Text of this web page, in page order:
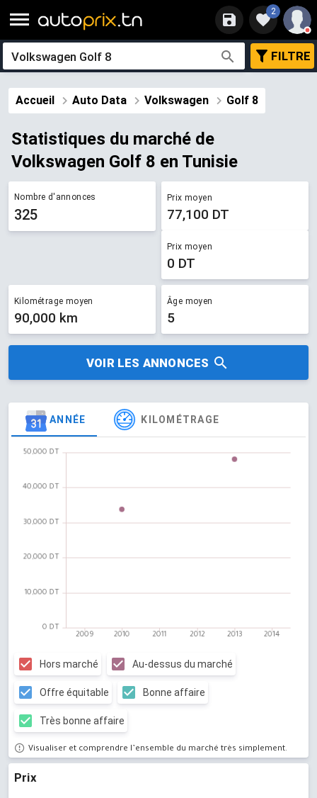
2
FILTRE
Accueil Auto Data Volkswagen Golf 8
Statistiques du marché de ​
Volkswagen Golf 8 en Tunisie
Nombre d'annonces
325
Prix moyen
77,100 DT
Prix moyen
0 DT
Kilométrage moyen
90,000 km
Âge moyen
5
VOIR LES ANNONCES
ANNÉE KILOMÉTRAGE
Hors marché Au-dessus du marché
Offre équitable Bonne affaire
Très bonne affaire
Visualiser et comprendre l’ensemble du marché très simplement.
Prix